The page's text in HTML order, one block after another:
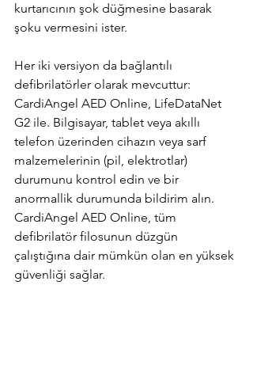
kurtarıcının şok düğmesine basarak
şoku vermesini ister.
Her iki versiyon da bağlantılı
defibrilatörler olarak mevcuttur:
CardiAngel AED Online, LifeDataNet
G2 ile. Bilgisayar, tablet veya akıllı
telefon üzerinden cihazın veya sarf
malzemelerinin (pil, elektrotlar)
durumunu kontrol edin ve bir
anormallik durumunda bildirim alın.
CardiAngel AED Online, tüm
defibrilatör filosunun düzgün
çalıştığına dair mümkün olan en yüksek
güvenliği sağlar.